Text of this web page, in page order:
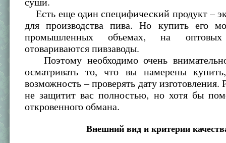
Есть еще один специфический продукт –
для производства пива. Но купить его
промышленных объемах, на
отовариваются пивзаводы.
Поэтому необходимо очень
осматривать то, что вы намерены
возможность – проверять дату изготовления.
не защитит вас полностью, но хотя бы
откровенного обмана.
Внешний вид и критерии